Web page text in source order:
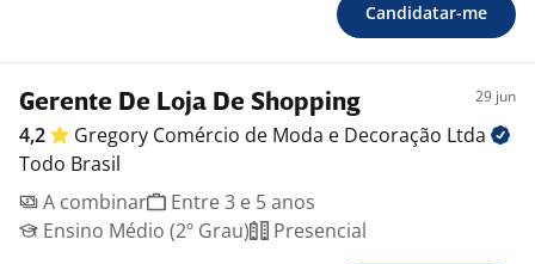
Candidatar-me
Gerente De Loja De Shopping 29 jun
4,2 Gregory Comércio de Moda e Decoração Ltda
Todo Brasil
A combinar
Entre 3 e 5 anos
Ensino Médio (2º Grau)
Presencial